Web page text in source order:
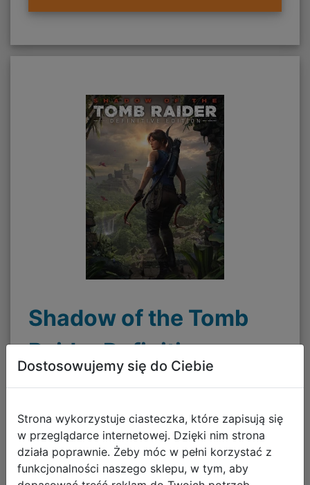
Shadow of the Tomb
Raider Definitive
Edition PL (PC) (klucz
STEAM)
158,00 zł
Dostosowujemy się do Ciebie
Strona wykorzystuje ciasteczka, które zapisują się
w przeglądarce internetowej. Dzięki nim strona
działa poprawnie. Żeby móc w pełni korzystać z
funkcjonalności naszego sklepu, w tym, aby